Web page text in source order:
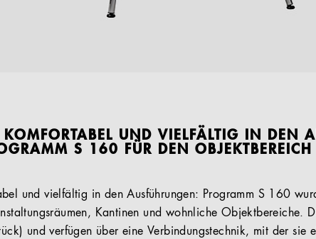
UND VIELFÄLTIG IN DEN
S 160 FÜR DEN OBJEKTBEREICH
und vielfältig in den Ausführungen: Programm S 160
Kantinen und wohnliche Objektbereiche.
und verfügen über eine Verbindungstechnik, mit der sie